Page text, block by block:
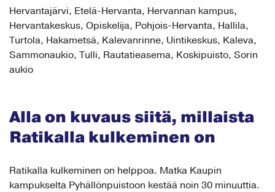
Hervantajärvi, Etelä-Hervanta, Hervannan kampus,
Hervantakeskus, Opiskelija, Pohjois-Hervanta, Hallila,
Turtola, Hakametsä, Kalevanrinne, Uintikeskus, Kaleva,
Sammonaukio, Tulli, Rautatieasema, Koskipuisto, Sorin
aukio
Alla on kuvaus siitä, millaista
Ratikalla kulkeminen on
Ratikalla kulkeminen on helppoa. Matka Kaupin
kampukselta Pyhällönpuistoon kestää noin 30 minuuttia.